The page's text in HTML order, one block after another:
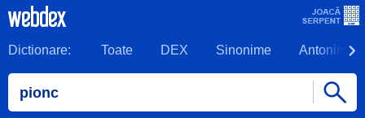
Dictionare: Toate DEX Sinonime Antonime